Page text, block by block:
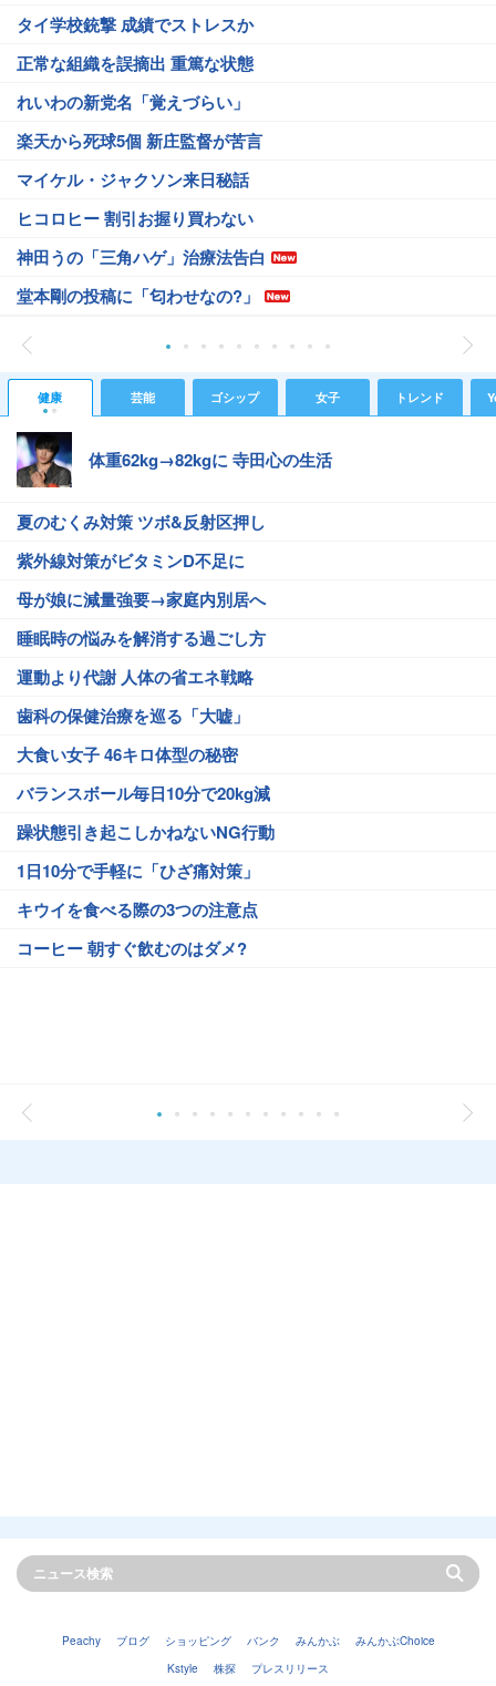
タイ学校銃撃 成績でストレスか
正常な組織を誤摘出 重篤な状態
れいわの新党名「覚えづらい」
楽天から死球5個 新庄監督が苦言
マイケル・ジャクソン来日秘話
ヒコロヒー 割引お握り買わない
神田うの「三角ハゲ」治療法告白
堂本剛の投稿に「匂わせなの?」
健康 芸能 ゴシップ 女子 トレンド
体重62kg→82kgに 寺田心の生活
夏のむくみ対策 ツボ&反射区押し
紫外線対策がビタミンD不足に
母が娘に減量強要→家庭内別居へ
睡眠時の悩みを解消する過ごし方
運動より代謝 人体の省エネ戦略
歯科の保健治療を巡る「大嘘」
大食い女子 46キロ体型の秘密
バランスボール毎日10分で20kg減
躁状態引き起こしかねないNG行動
1日10分で手軽に「ひざ痛対策」
キウイを食べる際の3つの注意点
コーヒー 朝すぐ飲むのはダメ?
Peachy ブログ ショッピング バンク みんかぶ
みんかぶChoice
Kstyle
株探 プレスリリース